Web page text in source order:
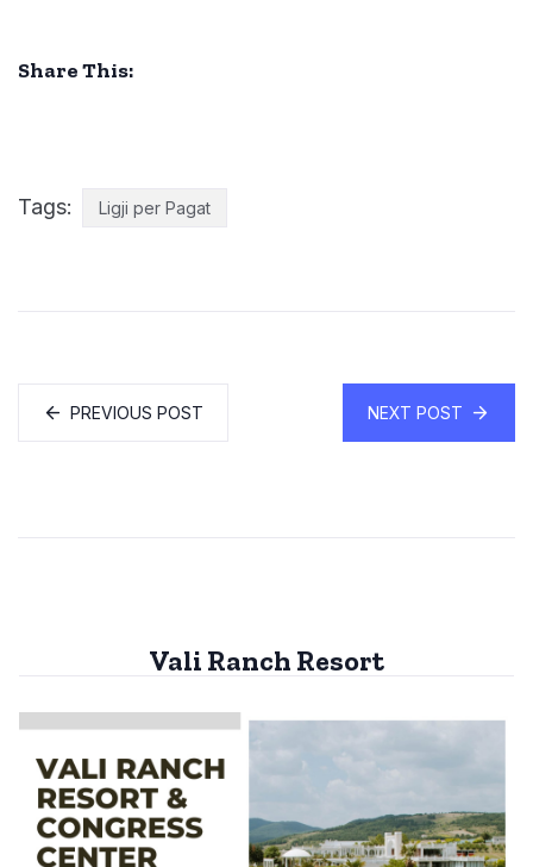
Share This:
Tags: Ligji per Pagat
PREVIOUS POST NEXT POST
Vali Ranch Resort